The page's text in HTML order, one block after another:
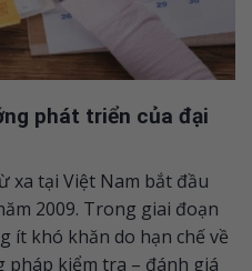
phát triển của đại
xa tại Việt Nam bắt đầu
2009. Trong giai đoạn
ít khó khăn do hạn chế về
kiểm tra – đánh giá